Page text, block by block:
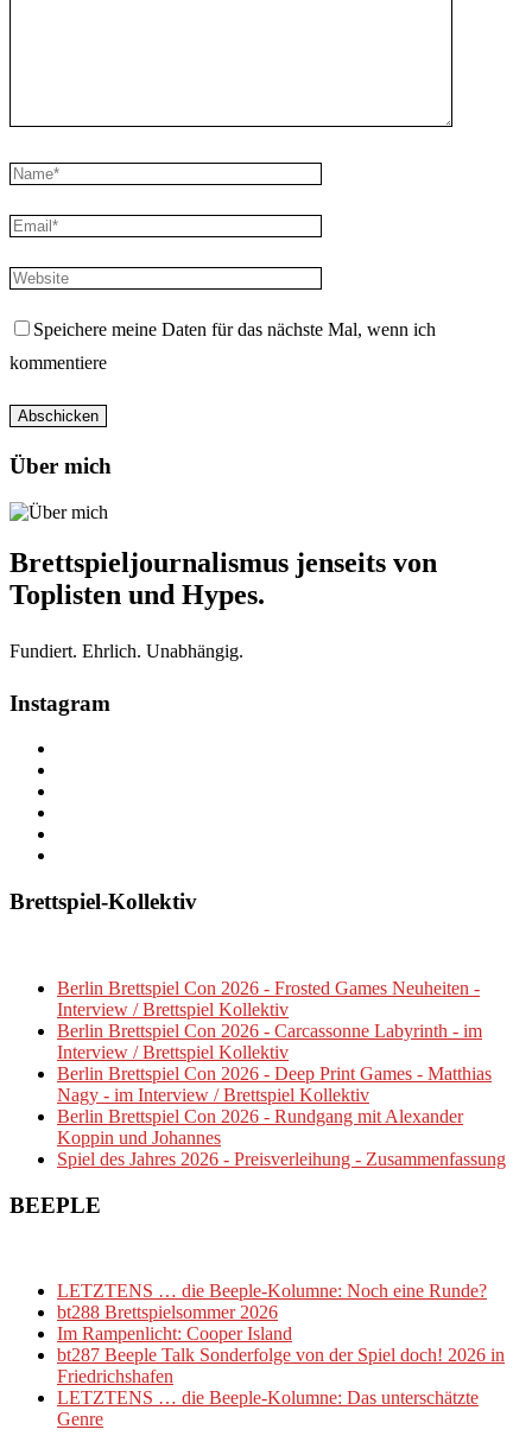
Speichere meine Daten für das nächste Mal, wenn ich
kommentiere
Über mich
Brettspieljournalismus jenseits von
Toplisten und Hypes.
Fundiert. Ehrlich. Unabhängig.
Instagram
Brettspiel-Kollektiv
Berlin Brettspiel Con 2026 - Frosted Games Neuheiten -
Interview / Brettspiel Kollektiv
Berlin Brettspiel Con 2026 - Carcassonne Labyrinth - im
Interview / Brettspiel Kollektiv
Berlin Brettspiel Con 2026 - Deep Print Games - Matthias
Nagy - im Interview / Brettspiel Kollektiv
Berlin Brettspiel Con 2026 - Rundgang mit Alexander
Koppin und Johannes
Spiel des Jahres 2026 - Preisverleihung - Zusammenfassung
BEEPLE
LETZTENS … die Beeple-Kolumne: Noch eine Runde?
bt288 Brettspielsommer 2026
Im Rampenlicht: Cooper Island
bt287 Beeple Talk Sonderfolge von der Spiel doch! 2026 in
Friedrichshafen
LETZTENS … die Beeple-Kolumne: Das unterschätzte
Genre